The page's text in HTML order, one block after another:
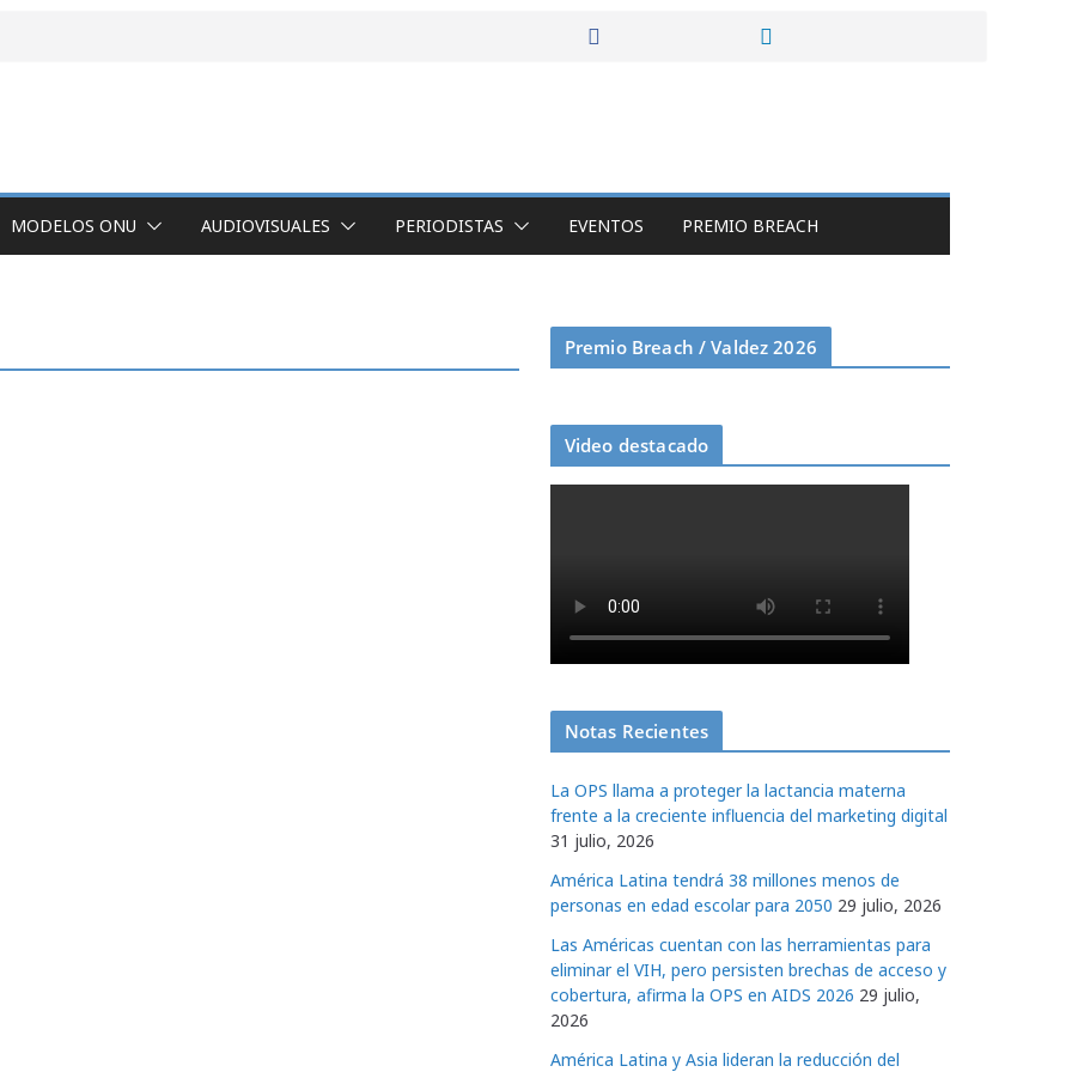
MODELOS ONU AUDIOVISUALES PERIODISTAS EVENTOS PREMIO BREACH
Premio Breach / Valdez 2026
Video destacado
Notas Recientes
La OPS llama a proteger la lactancia materna
frente a la creciente influencia del marketing digital
31 julio, 2026
América Latina tendrá 38 millones menos de
personas en edad escolar para 2050 29 julio, 2026
Las Américas cuentan con las herramientas para
eliminar el VIH, pero persisten brechas de acceso y
cobertura, afirma la OPS en AIDS 2026 29 julio,
2026
América Latina y Asia lideran la reducción del